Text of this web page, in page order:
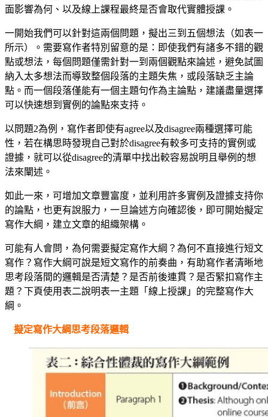
面影響為何、以及線上課程最終是否會取代實體授課。
一開始我們可以針對這兩個問題，擬出三到五個想法（如表一
所示）。需要寫作者特別留意的是：即使我們有諸多不錯的觀
點或想法，每個問題僅需針對一到兩個觀點來論述，避免試圖
納入太多想法而導致整個段落的主題失焦，或段落缺乏主論
點。而一個段落僅能有一個主題句作為主論點，建議盡量選擇
可以快速想到實例的論點來支持。
以問題2為例，寫作者即使有agree以及disagree兩種選擇可能
性，若在構思時發現自己對於disagree有較多可支持的實例或
證據，就可以從disagree的清單中找出較容易說明且舉例的想
法來闡述。
如此一來，可增加文章豐富度，並利用許多實例及證據支持你
的論點，也更有說服力，一旦論述方向確認後，即可開始擬定
寫作大綱，建立文章的組織架構。
可能有人會問，為何需要擬定寫作大綱？為何不直接進行短文
寫作？寫作大綱可說是短文寫作的前奏曲，有助寫作者清晰地
思考段落間的邏輯是否清楚？是否前後連貫？是否緊扣寫作主
題？下頁使用表二說明表一主題「線上授課」的完整寫作大
綱。
擬定寫作大綱思考段落邏輯